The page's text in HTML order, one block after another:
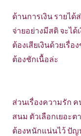
ด้านการเงิน รายไ
จ่ายอย่างมีสติ จะไ
ต้องเสียเงินด้วยเรื่
ต้องชักเนื้อล่ะ
ส่วนเรื่องความรัก
สนม ตัวเลือกเยอะ
ต้องหนักแน่นไว้ ปัญ